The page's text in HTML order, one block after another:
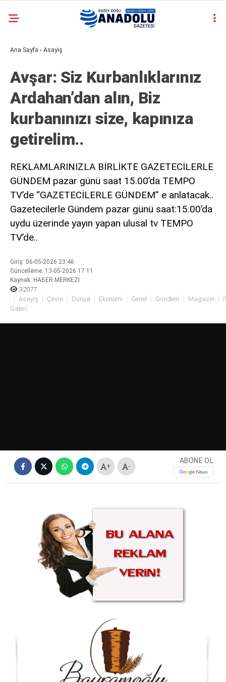
bonusu
siteler
bonusu
siteler
deneme
bonusu
veren
siteler
deneme
bonusu
veren
siteler
bonusu
veren
siteler
editorbet
giriş
Ana Sayfa › Asayiş
Avşar: Siz Kurbanlıklarınız
Ardahan’dan alın, Biz
kurbanınızı size, kapınıza
getirelim..
REKLAMLARINIZLA BİRLİKTE GAZETECİLERLE
GÜNDEM pazar günü saat 15.00’da TEMPO
TV’de “GAZETECİLERLE GÜNDEM” e anlatacak..
Gazetecilerle Gündem pazar günü saat:15.00’da
uydu üzerinde yayın yapan ulusal tv TEMPO
TV’de..
Giriş: 06-05-2026 23:46
Güncelleme: 13-05-2026 17:11
Kaynak: HABER MERKEZİ
32077
Asayiş
Çevre Dünya Ekonomi Genel Gündem Magazin
Galeri
+ -
ABONE OL